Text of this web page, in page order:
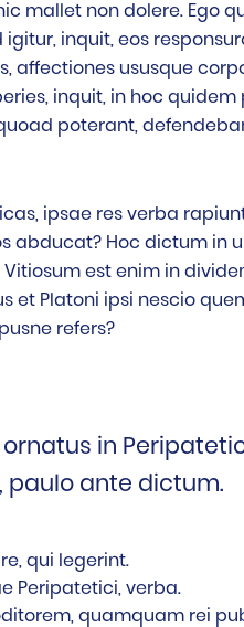
mallet non dolere. Ego
inquit, eos
ususque
inquit, in hoc
poterant,
ipsae res verba
abducat? Hoc dictum in
est enim in
et Platoni ipsi nescio
refers?
in
paulo ante dictum.
qui legerint.
Peripatetici, verba.
quamquam rei